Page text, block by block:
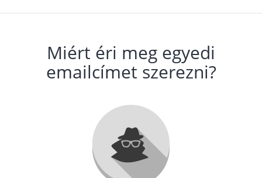
Miért éri meg egyedi
emailcímet szerezni?